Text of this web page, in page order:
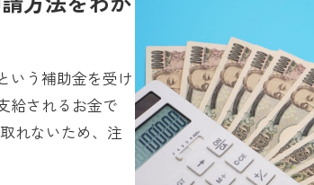
いう補助金を受け
給されるお金で
れないため、注